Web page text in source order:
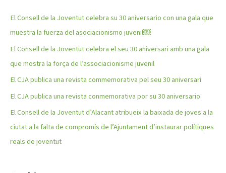
r
p
o
r
:
El Consell de la Joventut celebra su 30 aniversario con una gala que
muestra la fuerza del asociacionismo juvenil￼
El Consell de la Joventut celebra el seu 30 aniversari amb una gala
que mostra la força de l’associacionisme juvenil
El CJA publica una revista commemorativa pel seu 30 aniversari
El CJA publica una revista conmemorativa por su 30 aniversario
El Consell de la Joventut d’Alacant atribueix la baixada de joves a la
ciutat a la falta de compromís de l’Ajuntament d’instaurar polítiques
reals de joventut